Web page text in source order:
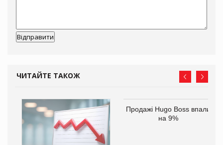
ЧИТАЙТЕ ТАКОЖ
Продажі Hugo Boss впали
на 9%